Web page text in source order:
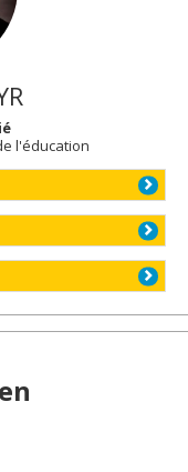
l'éducation